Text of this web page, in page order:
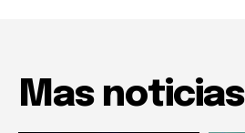
Mas noticias